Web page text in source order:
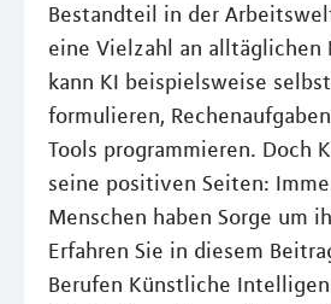
Bestandteil in der
eine Vielzahl an alltäglichen
kann KI beispielsweise
formulieren,
Tools programmieren. Doch
seine positiven Seiten:
Menschen haben Sorge um
Erfahren Sie in diesem
Berufen Künstliche